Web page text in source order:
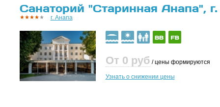
Санаторий "Старинная Анапа",
г. Анапа
От 0 руб / цены формируются
Узнать о снижении цены